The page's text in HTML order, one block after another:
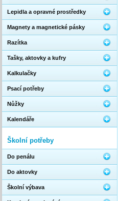
Lepidla a opravné prostředky
Magnety a magnetické pásky
Razítka
Tašky, aktovky a kufry
Kalkulačky
Psací potřeby
Nůžky
Kalendáře
Školní potřeby
Do penálu
Do aktovky
Školní výbava